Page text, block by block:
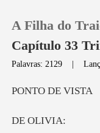
Loja
A Filha do
Capítulo 33
Palavras: 2129 |
O DE
OL